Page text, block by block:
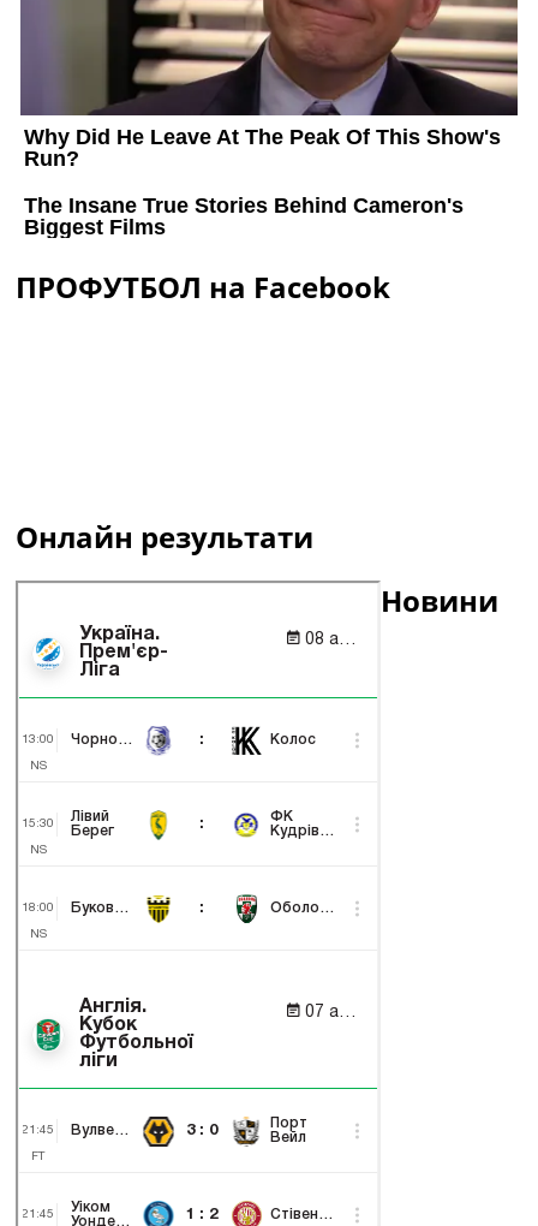
ПРОФУТБОЛ на Facebook
Онлайн результати
Новини